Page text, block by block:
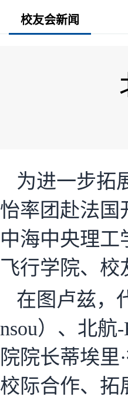
校友会新闻
为进一步拓
怡率团赴法国
中海中央理工
飞行学院、校
在图卢兹，
nsou）、北航
院院长蒂埃里
校际合作、拓